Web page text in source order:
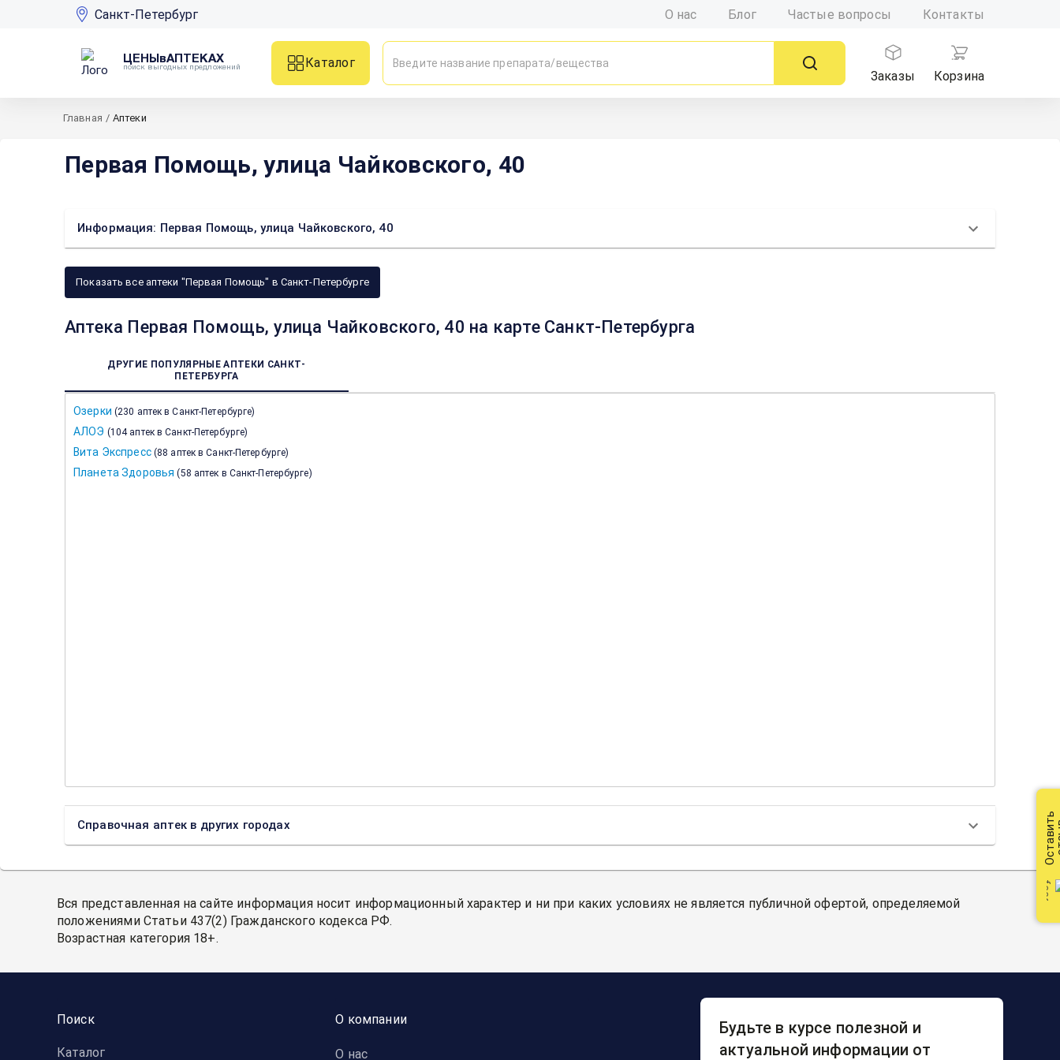
Санкт-Петербург О нас Блог Частые вопросы Контакты
ЦЕНЫвАПТЕКАХ
поиск выгодных предложений
Каталог
Заказы
Корзина
Главная / Аптеки
Первая Помощь, улица Чайковского, 40
Информация: Первая Помощь, улица Чайковского, 40
Показать все аптеки "Первая Помощь" в Санкт-Петербурге
Аптека Первая Помощь, улица Чайковского, 40 на карте Санкт-Петербурга
ДРУГИЕ ПОПУЛЯРНЫЕ АПТЕКИ САНКТ-
ПЕТЕРБУРГА
Озерки (230 аптек в Санкт-Петербурге)
АЛОЭ (104 аптек в Санкт-Петербурге)
Вита Экспресс (88 аптек в Санкт-Петербурге)
Планета Здоровья (58 аптек в Санкт-Петербурге)
Справочная аптек в других городах
Вся представленная на сайте информация носит информационный характер и ни при каких условиях не является публичной офертой, определяемой
положениями Статьи 437(2) Гражданского кодекса РФ.
Возрастная категория 18+.
Поиск
Каталог
О компании
О нас
Будьте в курсе полезной и
актуальной информации от
Оставить